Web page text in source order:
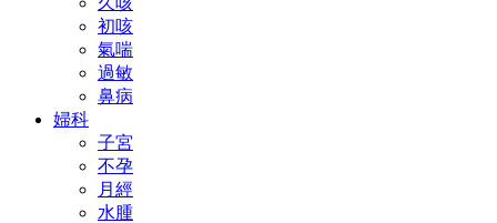
初咳
氣喘
過敏
鼻病
婦科
子宮
不孕
月經
水腫